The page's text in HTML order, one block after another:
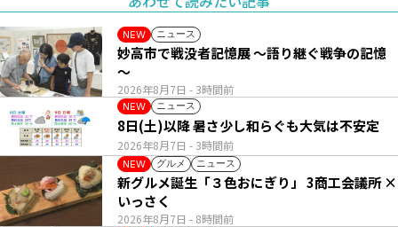
NEW ニュース
2026年8月7日 - 3時間前
妙高市で戦没者記憶展 ～語り継ぐ戦争の記憶
～
NEW ニュース
2026年8月7日 - 3時間前
8日(土)以降 暑さ少し和らぐも大気は不安定
NEW グルメ ニュース
2026年8月7日 - 8時間前
新グルメ誕生「３色おにぎり」 3商工会議所 ×
いっさく